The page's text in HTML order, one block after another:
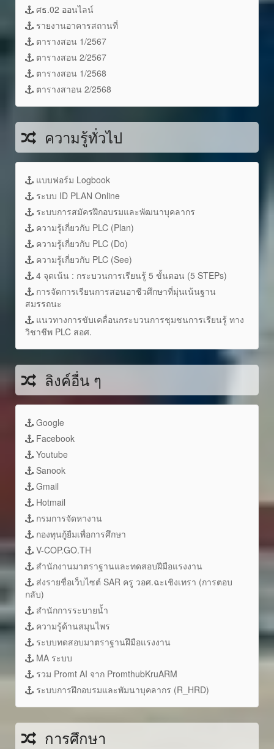
ศธ.02 ออนไลน์
รายงานอาคารสถานที่
ตารางสอน 1/2567
ตารางสอน 2/2567
ตารางสอน 1/2568
ตารางสาอน 2/2568
ความรู้ทั่วไป
แบบฟอร์ม Logbook
ระบบ ID PLAN Online
ระบบการสมัครฝึกอบรมและพัฒนาบุคลากร
ความรู้เกี่ยวกับ PLC (Plan)
ความรู้เกี่ยวกับ PLC (Do)
ความรู้เกี่ยวกับ PLC (See)
4 จุดเน้น : กระบวนการเรียนรู้ 5 ขั้นตอน (5 STEPs)
การจัดการเรียนการสอนอาชีวศึกษาที่มุ่นเน้นฐาน
สมรรถนะ
แนวทางการขับเคลื่อนกระบวนการชุมชนการเรียนรู้ ทาง
วิชาชีพ PLC สอศ.
ลิงค์อื่น ๆ
Google
Facebook
Youtube
Sanook
Gmail
Hotmail
กรมการจัดหางาน
กองทุนกู้ยืมเพื่อการศึกษา
V-COP.GO.TH
สำนักงานมาตราฐานและทดสอบฝีมือแรงงาน
ส่งรายชื่อเว็บไซต์ SAR ครู วอศ.ฉะเชิงเทรา (การตอบ
กลับ)
สำนักการระบายน้ำ
ความรู้ด้านสมุนไพร
ระบบทดสอบมาตราฐานฝึมือแรงงาน
MA ระบบ
รวม Promt AI จาก PromthubKruARM
ระบบการฝึกอบรมและพัมนาบุคลากร (R_HRD)
การศึกษา